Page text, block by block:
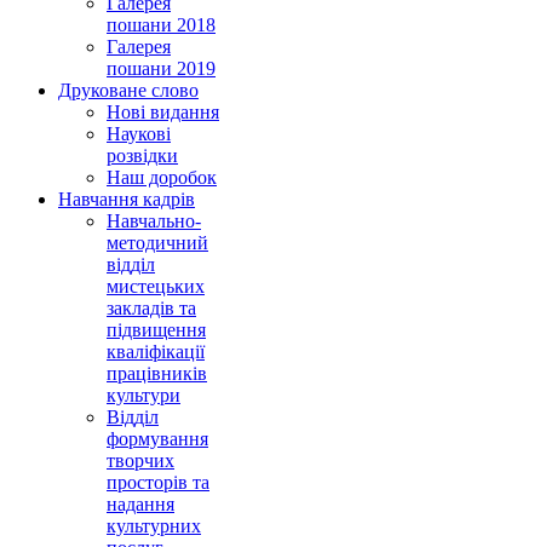
пошани 2018
Галерея
пошани 2019
Друковане слово
Нові видання
Наукові
розвідки
Наш доробок
Навчання кадрів
Навчально-
методичний
відділ
мистецьких
закладів та
підвищення
кваліфікації
працівників
культури
Відділ
формування
творчих
просторів та
надання
культурних